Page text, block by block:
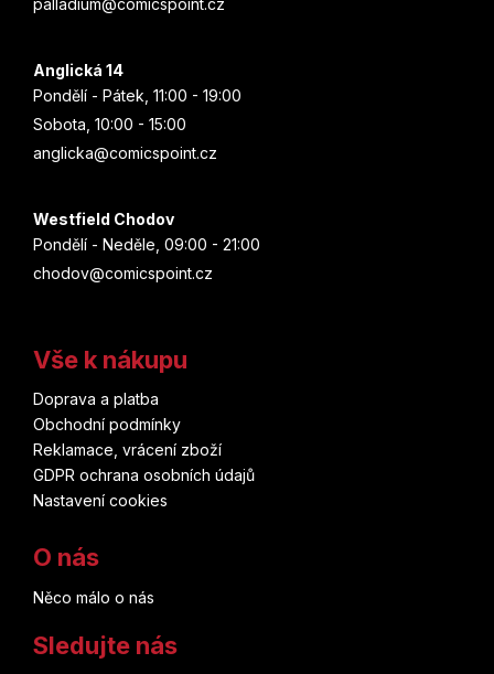
palladium@comicspoint.cz
Anglická 14
Pondělí - Pátek, 11:00 - 19:00
Sobota, 10:00 - 15:00
anglicka@comicspoint.cz
Westfield Chodov
Pondělí - Neděle, 09:00 - 21:00
chodov@comicspoint.cz
Vše k nákupu
Doprava a platba
Obchodní podmínky
Reklamace, vrácení zboží
GDPR ochrana osobních údajů
Nastavení cookies
O nás
Něco málo o nás
Sledujte nás